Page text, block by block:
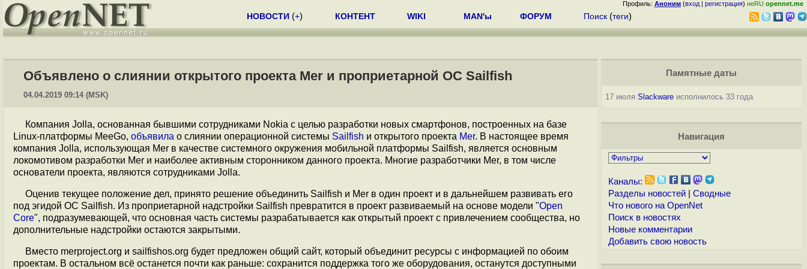
Профиль: Аноним (вход | регистрация) неRU opennet.me
НОВОСТИ (+) КОНТЕНТ WIKI MAN'ы ФОРУМ Поиск (теги)
Объявлено о слиянии открытого проекта Mer и проприетарной ОС Sailfish
04.04.2019 09:14 (MSK)
Компания Jolla, основанная бывшими сотрудниками Nokia с целью разработки новых смартфонов, построенных на базе
Linux-платформы MeeGo, объявила о слиянии операционной системы Sailfish и открытого проекта Mer. В настоящее время
компания Jolla, использующая Mer в качестве системного окружения мобильной платформы Sailfish, является основным
локомотивом разработки Mer и наиболее активным сторонником данного проекта. Многие разработчики Mer, в том числе
основатели проекта, являются сотрудниками Jolla.
Оценив текущее положение дел, принято решение объединить Sailfish и Mer в один проект и в дальнейшем развивать его
под эгидой ОС Sailfish. Из проприетарной надстройки Sailfish превратится в проект развиваемый на основе модели "Open
Core", подразумевающей, что основная часть системы разрабатывается как открытый проект с привлечением сообщества, но
дополнительные надстройки остаются закрытыми.
Вместо merproject.org и sailfishos.org будет предложен общий сайт, который объединит ресурсы с информацией по обоим
проектам. В остальном всё останется почти как раньше: сохранится поддержка того же оборудования, останутся доступными
Памятные даты
17 июля Slackwareисполнилось 33 года
Навигация
Каналы:
Разделы новостей| Сводные
Что нового на OpenNet
Поиск в новостях
Новые комментарии
Добавить свою новость